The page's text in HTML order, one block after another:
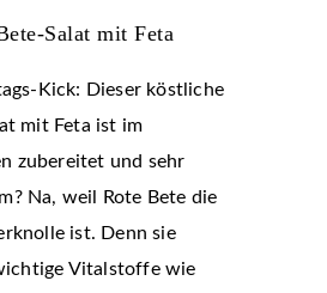
Salat mit Feta
Kick: Dieser köstliche
mit Feta ist im
zubereitet und sehr
Na, weil Rote Bete die
ist. Denn sie
Vitalstoffe wie